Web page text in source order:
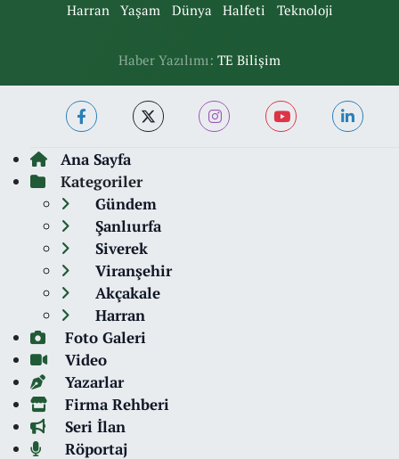
Harran
Yaşam Dünya Halfeti Teknoloji
Haber Yazılımı: TE Bilişim
Ana Sayfa
Kategoriler
Gündem
Şanlıurfa
Siverek
Viranşehir
Akçakale
Harran
Foto Galeri
Video
Yazarlar
Firma Rehberi
Seri İlan
Röportaj